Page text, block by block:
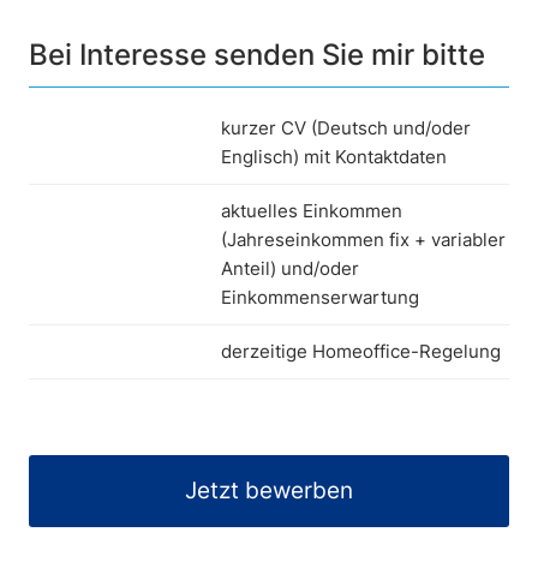
Bei Interesse senden Sie mir bitte
kurzer CV (Deutsch und/oder
Englisch) mit Kontaktdaten
aktuelles Einkommen
(Jahreseinkommen fix + variabler
Anteil) und/oder
Einkommenserwartung
derzeitige Homeoffice-Regelung
Jetzt bewerben